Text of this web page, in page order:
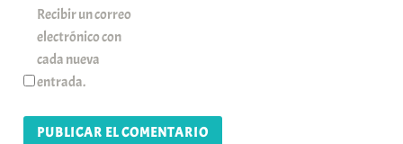
Recibir un correo
electrónico con
cada nueva
entrada.